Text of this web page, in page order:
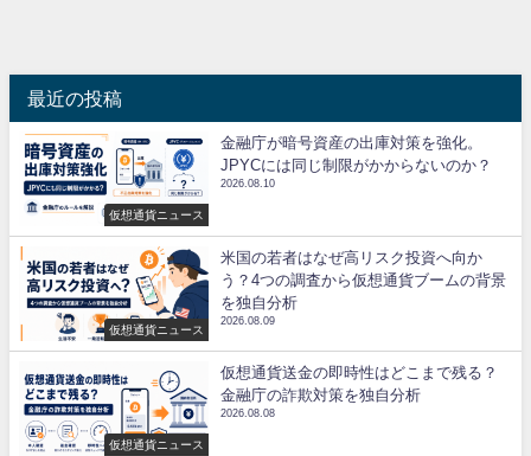
最近の投稿
仮想通貨ニュース
金融庁が暗号資産の出庫対策を強化。
JPYCには同じ制限がかからないのか？
2026.08.10
仮想通貨ニュース
米国の若者はなぜ高リスク投資へ向か
う？4つの調査から仮想通貨ブームの背景
を独自分析
2026.08.09
仮想通貨ニュース
仮想通貨送金の即時性はどこまで残る？
金融庁の詐欺対策を独自分析
2026.08.08